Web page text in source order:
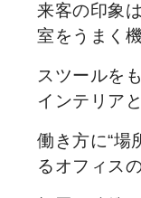
来客の印象
室をうまく
スツールを
インテリア
働き方に“場
るオフィス